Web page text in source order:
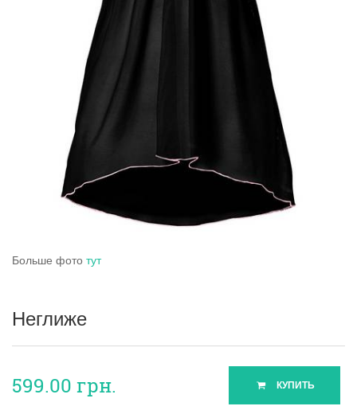
Больше фото тут
Неглиже
599.00 грн. КУПИТЬ